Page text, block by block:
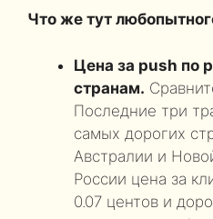
Что же тут
Цена за push по
странам.
Последние три
самых дорогих
Австралии и
России цена за
0.07 центов и